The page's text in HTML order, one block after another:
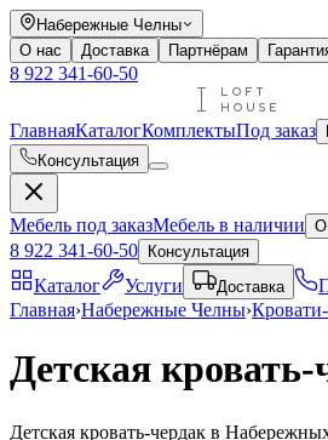
Набережные Челны
О нас
Доставка Партнёрам
8 922 341-60-50
ГлавнаяКаталогКомплектыПод заказ
Консультация
Мебель под заказМебель в наличии О
8 922 341-60-50 Консультация
Каталог Услуги Доставка
Главная›Набережные Челны›
Детская
Детская кровать-чердак в